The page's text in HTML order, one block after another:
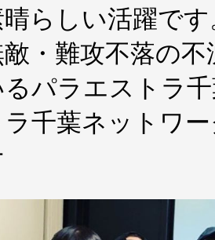
晴らしい活躍で
敵・難攻不落の
るパラエストラ
ラ千葉ネットワ